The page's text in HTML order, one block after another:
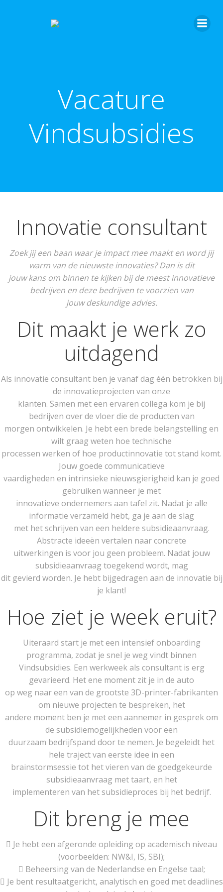
Vacature
Vindsubsidies
Innovatie consultant
Zoek jij een baan waar je impact mee maakt en word jij
warm van de nieuwste innovaties? Dan is dit
jouw kans om binnen te kijken bij de meest innovatieve
bedrijven en deze bedrijven te voorzien van
jouw deskundige advies.
Dit maakt je werk zo
uitdagend
Als innovatie consultant ben je vanaf dag één betrokken bij
de innovatieprojecten van onze
klanten. Samen met een ervaren collega kom je bij
bedrijven over de vloer die de producten van
morgen ontwikkelen. Je hebt een brede belangstelling en
wilt graag weten hoe technische
processen werken of hoe productinnovatie tot stand komt.
Jouw goede communicatieve
vaardigheden en intrinsieke nieuwsgierigheid kan je goed
gebruiken wanneer je met
innovatieve ondernemers aan tafel zit. Nadat je alle
informatie verzameld hebt, ga je aan de slag
met het schrijven van een heldere subsidieaanvraag.
Abstracte ideeën vertalen naar concrete
uitwerkingen is voor jou geen probleem. Nadat jouw
subsidieaanvraag toegekend wordt, mag
dit gevierd worden. Je hebt bijgedragen aan de innovatie bij
je klant!
Hoe ziet je week eruit?
Uiteraard start je met een intensief onboarding
programma, zodat je snel je weg vindt binnen
Vindsubsidies. Een werkweek als consultant is erg
gevarieerd. Het ene moment zit je in de auto
op weg naar een van de grootste 3D-printer-fabrikanten
om nieuwe projecten te bespreken, het
andere moment ben je met een aannemer in gesprek om
de subsidiemogelijkheden voor een
duurzaam bedrijfspand door te nemen. Je begeleidt het
hele traject van eerste idee in een
brainstormsessie tot het vieren van de goedgekeurde
subsidieaanvraag met taart, en het
implementeren van het subsidieproces bij het bedrijf.
Dit breng je mee
 Je hebt een afgeronde opleiding op academisch niveau
(voorbeelden: NW&I, IS, SBI);
 Beheersing van de Nederlandse en Engelse taal;
 Je bent resultaatgericht, analytisch en goed met deadlines